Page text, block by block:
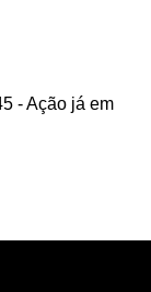
- Ação já em